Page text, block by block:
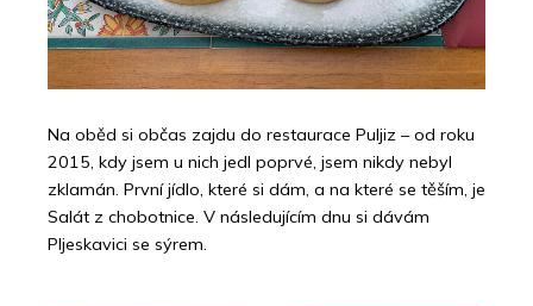
Na oběd si občas zajdu do restaurace Puljiz – od roku
2015, kdy jsem u nich jedl poprvé, jsem nikdy nebyl
zklamán. První jídlo, které si dám, a na které se těším, je
Salát z chobotnice. V následujícím dnu si dávám
Pljeskavici se sýrem.